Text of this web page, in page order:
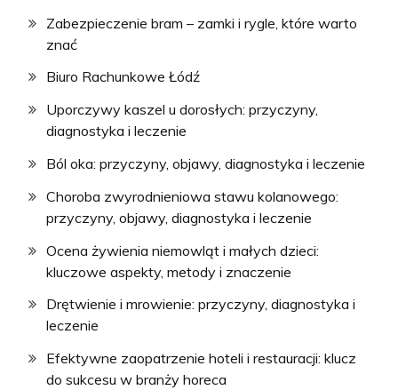
Zabezpieczenie bram – zamki i rygle, które warto
znać
Biuro Rachunkowe Łódź
Uporczywy kaszel u dorosłych: przyczyny,
diagnostyka i leczenie
Ból oka: przyczyny, objawy, diagnostyka i leczenie
Choroba zwyrodnieniowa stawu kolanowego:
przyczyny, objawy, diagnostyka i leczenie
Ocena żywienia niemowląt i małych dzieci:
kluczowe aspekty, metody i znaczenie
Drętwienie i mrowienie: przyczyny, diagnostyka i
leczenie
Efektywne zaopatrzenie hoteli i restauracji: klucz
do sukcesu w branży horeca